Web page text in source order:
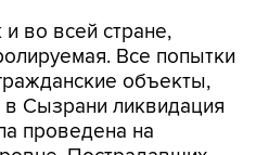
во всей стране,
Все попытки
объекты,
Сызрани ликвидация
проведена на